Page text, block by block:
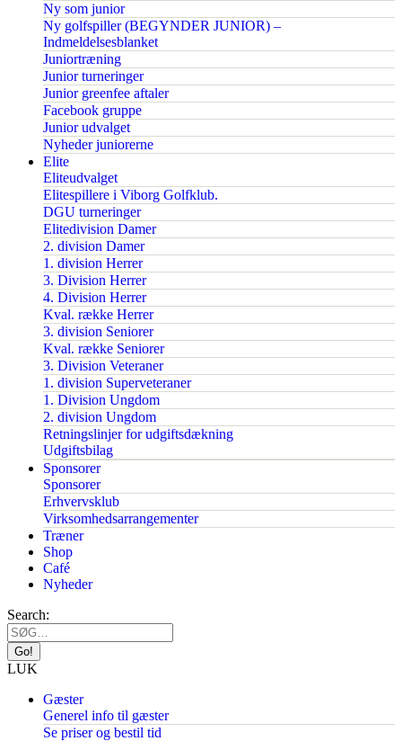
Ny som junior
Ny golfspiller (BEGYNDER JUNIOR) –
Indmeldelsesblanket
Juniortræning
Junior turneringer
Junior greenfee aftaler
Facebook gruppe
Junior udvalget
Nyheder juniorerne
Elite
Eliteudvalget
Elitespillere i Viborg Golfklub.
DGU turneringer
Elitedivision Damer
2. division Damer
1. division Herrer
3. Division Herrer
4. Division Herrer
Kval. række Herrer
3. division Seniorer
Kval. række Seniorer
3. Division Veteraner
1. division Superveteraner
1. Division Ungdom
2. division Ungdom
Retningslinjer for udgiftsdækning
Udgiftsbilag
Sponsorer
Sponsorer
Erhvervsklub
Virksomhedsarrangementer
Træner
Shop
Café
Nyheder
Search:
LUK
Gæster
Generel info til gæster
Se priser og bestil tid